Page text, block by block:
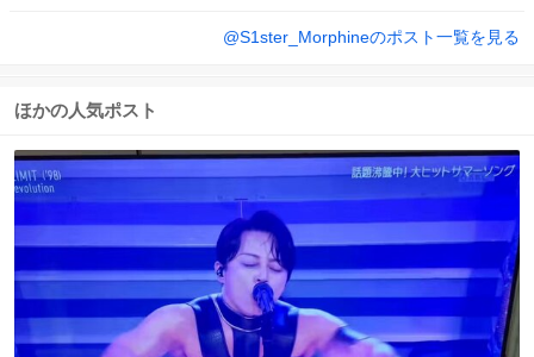
@S1ster_Morphineのポスト一覧を見る
ほかの人気ポスト